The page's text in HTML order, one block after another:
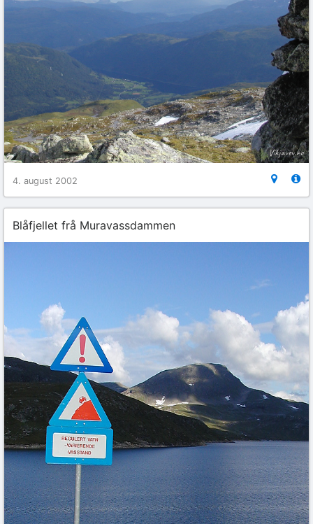
4. august 2002
Blåfjellet frå Muravassdammen